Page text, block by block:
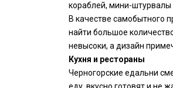
кораблей, мини-штурвалы
В качестве самобытного
найти большое
невысоки, а дизайн
Кухня и рестораны
Черногорские едальни